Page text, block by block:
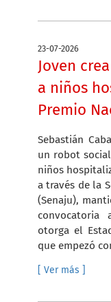
23-07-2026
Joven
a niños
Premio
Sebastián
un robot
niños
a través de la
(Senaju),
convocatoria
otorga el
que empezó
[ Ver más ]